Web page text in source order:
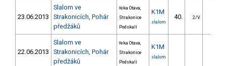
23.06.2013
Slalom ve
Strakonicích, Pohár
předžáků
řeka Otava,
Strakonice
Podskalí
K1M
slalom
40. 2/V
22.06.2013
Slalom ve
Strakonicích, Pohár
předžáků
řeka Otava,
Strakonice
Podskalí
K1M
slalom